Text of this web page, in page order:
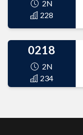
2N
228
0218
2N
234